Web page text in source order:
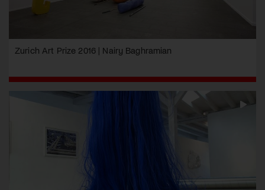
Zurich Art Prize 2016 | Nairy Baghramian